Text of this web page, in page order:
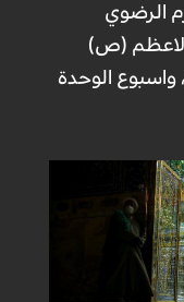
الرضوي
الاعظم (ص)
الوحدة